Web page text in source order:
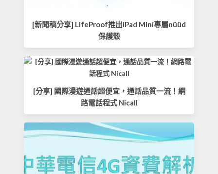
[新聞稿分享] LifeProof推出iPad Mini專屬nüüd
保護殼
[分享] 國際漫遊通話超便宜，通話品質一流！網
路電話程式 Nicall